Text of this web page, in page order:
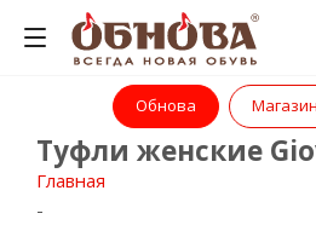
Обнова
Туфли женские
Главная
-